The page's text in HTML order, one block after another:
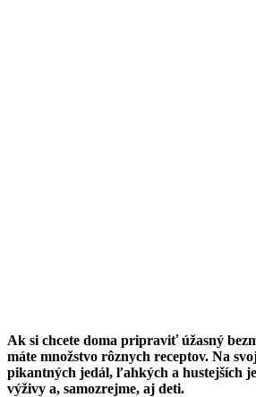
Ak si chcete doma pripraviť úžasný
máte množstvo rôznych receptov. Na
pikantných jedál, ľahkých a hustejších
výživy a, samozrejme, aj deti.